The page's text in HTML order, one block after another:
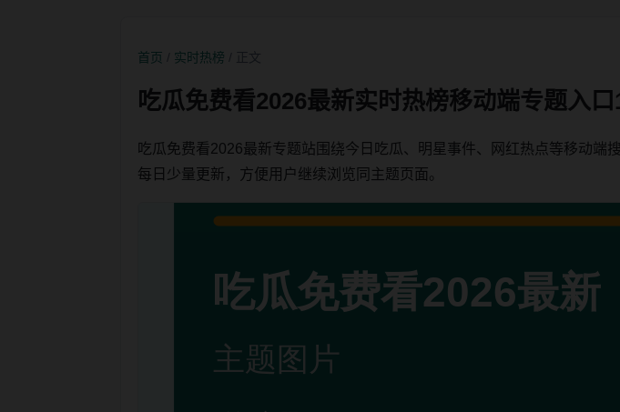
首页 实时热榜
吃瓜免费看2026最新实时热榜移动端专题入口
吃瓜免费看2026最新专题站围绕今日吃瓜、明星事件、网红热点等移动端
每日少量更新，方便用户继续浏览同主题页面。